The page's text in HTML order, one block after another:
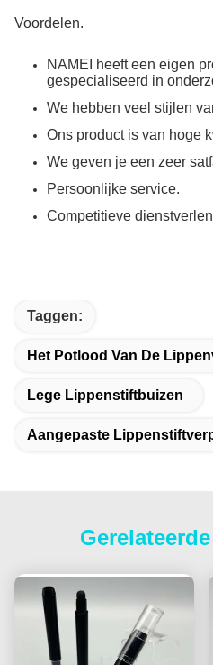
Voordelen.
NAMEI heeft een eigen
gespecialiseerd in
We hebben veel stijlen
Ons product is van hoge
We geven je een zeer
Persoonlijke service.
Competitieve
Taggen:
Het Potlood Van De
Lege Lippenstiftbuizen
Aangepaste